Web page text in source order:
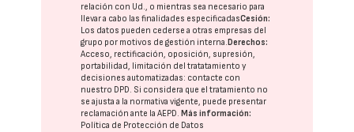
relación con Ud., o mientras sea necesario para
llevar a cabo las finalidades especificadasCesión:
Los datos pueden cederse a otras empresas del
grupo por motivos de gestión interna. Derechos:
Acceso, rectificación, oposición, supresión,
portabilidad, limitación del tratatamiento y
decisiones automatizadas: contacte con
nuestro DPD. Si considera que el tratamiento no
se ajusta a la normativa vigente, puede presentar
reclamación ante laAEPD. Más información:
Política de Protección de Datos